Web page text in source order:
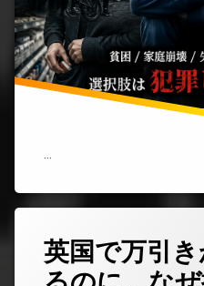
…
――
特
に
10
代
は)
英国で万引
コ
メ
ン